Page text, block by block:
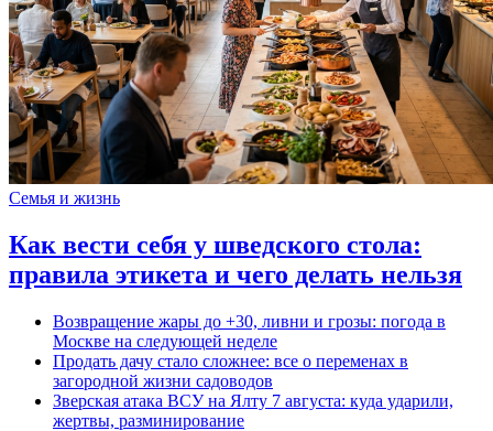
Семья и жизнь
Как вести себя у шведского стола:
правила этикета и чего делать нельзя
Возвращение жары до +30, ливни и грозы: погода в
Москве на следующей неделе
Продать дачу стало сложнее: все о переменах в
загородной жизни садоводов
Зверская атака ВСУ на Ялту 7 августа: куда ударили,
жертвы, разминирование